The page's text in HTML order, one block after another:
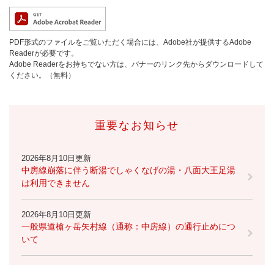
PDF形式のファイルをご覧いただく場合には、Adobe社が提供するAdobe
Readerが必要です。
Adobe Readerをお持ちでない方は、バナーのリンク先からダウンロードして
ください。（無料）
重要なお知らせ
2026年8月10日更新
中房線崩落に伴う断湯でしゃくなげの湯・八面大王足湯
は利用できません
2026年8月10日更新
一般県道槍ヶ岳矢村線（通称：中房線）の通行止めにつ
いて